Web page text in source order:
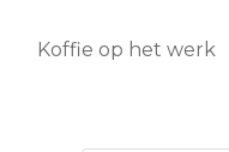
Koffie op het werk